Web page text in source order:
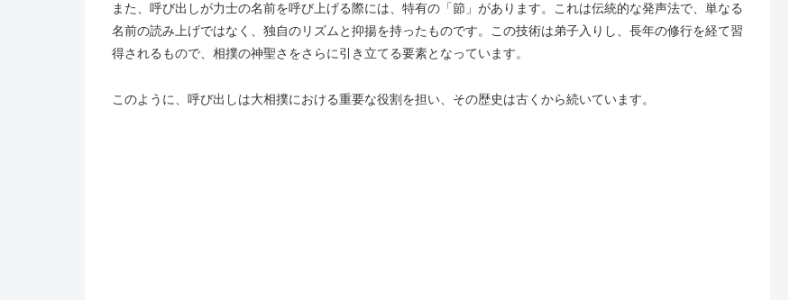
また、呼び出しが力士の名前を呼び上げる際には、特有の「節」があります。これは伝統的な発声法で、単なる
名前の読み上げではなく、独自のリズムと抑揚を持ったものです。この技術は弟子入りし、長年の修行を経て習
得されるもので、相撲の神聖さをさらに引き立てる要素となっています。
このように、呼び出しは大相撲における重要な役割を担い、その歴史は古くから続いています。